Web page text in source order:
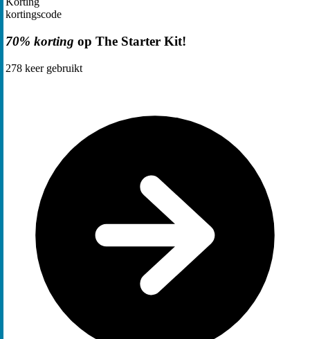
kortingscode
70% korting op The Starter Kit!
278 keer gebruikt